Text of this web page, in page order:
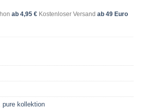
ab 4,95 € Kostenloser Versand ab 49 Euro
pure kollektion